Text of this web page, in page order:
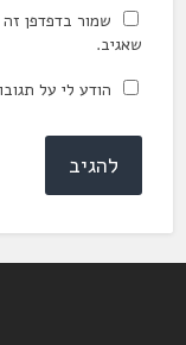
שמור בדפדפן
שאגיב.
הודע לי על